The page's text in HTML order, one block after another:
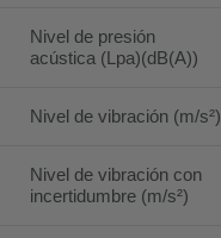
Nivel de presión
acústica (Lpa)(dB(A))
Nivel de vibración (m/s²)
Nivel de vibración con
incertidumbre (m/s²)